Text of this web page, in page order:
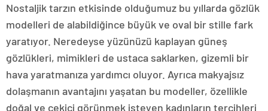
Nostaljik tarzın etkisinde olduğumuz bu yıllarda gözlük
modelleri de alabildiğince büyük ve oval bir stille fark
yaratıyor. Neredeyse yüzünüzü kaplayan güneş
gözlükleri, mimikleri de ustaca saklarken, gizemli bir
hava yaratmanıza yardımcı oluyor. Ayrıca makyajsız
dolaşmanın avantajını yaşatan bu modeller, özellikle
doğal ve çekici görünmek isteyen kadınların tercihleri